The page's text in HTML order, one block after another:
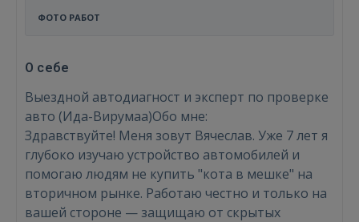
ФОТО РАБОТ
О себе
Выездной автодиагност и эксперт по проверке
авто (Ида-Вирумаа)Обо мне:
Здравствуйте! Меня зовут Вячеслав. Уже 7 лет я
глубоко изучаю устройство автомобилей и
помогаю людям не купить "кота в мешке" на
вторичном рынке. Работаю честно и только на
вашей стороне — защищаю от скрытых